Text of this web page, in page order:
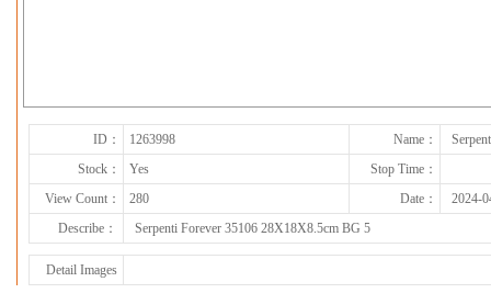
ID： 1263998 Name：
Stock：
Yes
Stop Time：
View Count：
280 Date：
2024-
Describe：
Serpenti Forever 35106 28X18X8.5cm BG 5
Detail Images